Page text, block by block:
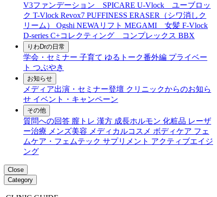
V3ファンデーション SPICARE U-Vlock ユーブロッ
ク T-Vlock Revox7 PUFFINESS ERASER（シワ消しク
リーム）
Ogshi NEWAリフト MEGAMI 女髪 F-Vlock
D-series C+コレクティング コンプレックス BBX
りわDrの日常
学会・セミナー 子育て ゆるトーク番外編 プライベー
ト つぶやき
お知らせ
メディア出演・セミナー登壇 クリニックからのお知ら
せ イベント・キャンペーン
その他
質問への回答 膣トレ 漢方 成長ホルモン 化粧品 レーザ
ー治療 メンズ美容 メディカルコスメ ボディケア フェ
ムケア・フェムテック サプリメント アクティブエイジ
ング
Close
Category